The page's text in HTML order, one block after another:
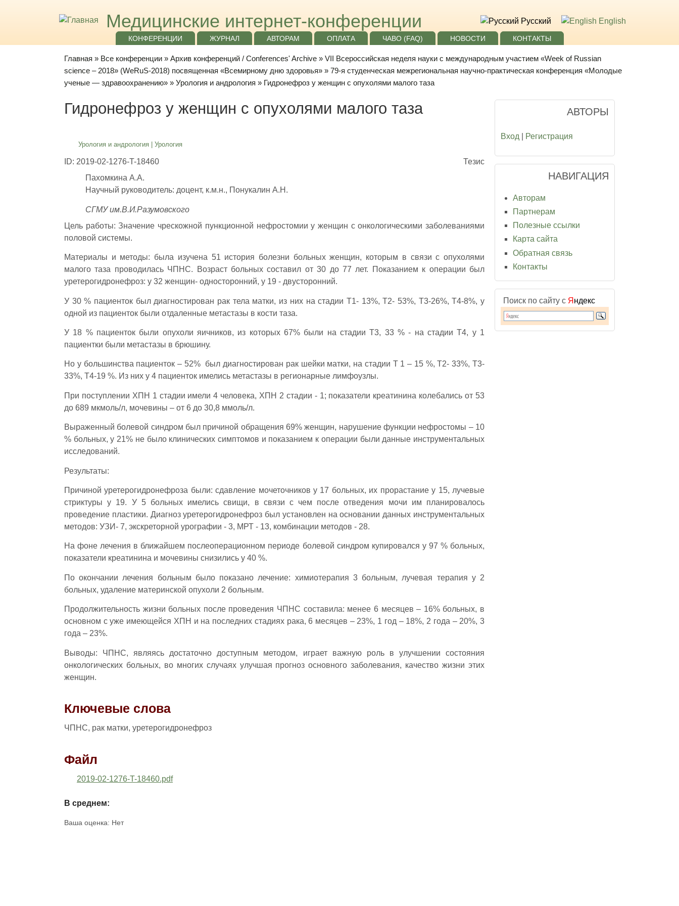
Медицинские интернет-конференции Русский English
КОНФЕРЕНЦИИ ЖУРНАЛ АВТОРАМ ОПЛАТА ЧАВО (FAQ) НОВОСТИ КОНТАКТЫ
Главная » Все конференции » Архив конференций / Conferences' Archive » VII Всероссийская неделя науки с международным участием «Week of Russian
science – 2018» (WeRuS-2018) посвященная «Всемирному дню здоровья» » 79-я студенческая межрегиональная научно-практическая конференция «Молодые
ученые — здравоохранению» » Урология и андрология » Гидронефроз у женщин с опухолями малого таза
Гидронефроз у женщин с опухолями малого таза
Урология и андрология| Урология
ID: 2019-02-1276-T-18460
Тезис
Пахомкина А.А.
Научный руководитель: доцент, к.м.н., Понукалин А.Н.
СГМУ им.В.И.Разумовского
Цель работы: Значение чрескожной пункционной нефростомии у женщин с онкологическими заболеваниями
половой системы.
Материалы и методы: была изучена 51 история болезни больных женщин, которым в связи с опухолями
малого таза проводилась ЧПНС. Возраст больных составил от 30 до 77 лет. Показанием к операции был
уретерогидронефроз: у 32 женщин- односторонний, у 19 - двусторонний.
У 30 % пациенток был диагностирован рак тела матки, из них на стадии Т1- 13%, Т2- 53%, Т3-26%, Т4-8%, у
одной из пациенток были отдаленные метастазы в кости таза.
У 18 % пациенток были опухоли яичников, из которых 67% были на стадии Т3, 33 % - на стадии Т4, у 1
пациентки были метастазы в брюшину.
Но у большинства пациенток – 52% был диагностирован рак шейки матки, на стадии Т 1 – 15 %, Т2- 33%, Т3-
33%, Т4-19 %. Из них у 4 пациенток имелись метастазы в регионарные лимфоузлы.
При поступлении ХПН 1 стадии имели 4 человека, ХПН 2 стадии - 1; показатели креатинина колебались от 53
до 689 мкмоль/л, мочевины – от 6 до 30,8 ммоль/л.
Выраженный болевой синдром был причиной обращения 69% женщин, нарушение функции нефростомы – 10
% больных, у 21% не было клинических симптомов и показанием к операции были данные инструментальных
исследований.
Результаты:
Причиной уретерогидронефроза были: сдавление мочеточников у 17 больных, их прорастание у 15, лучевые
стриктуры у 19. У 5 больных имелись свищи, в связи с чем после отведения мочи им планировалось
проведение пластики. Диагноз уретерогидронефроз был установлен на основании данных инструментальных
методов: УЗИ- 7, экскреторной урографии - 3, МРТ - 13, комбинации методов - 28.
На фоне лечения в ближайшем послеоперационном периоде болевой синдром купировался у 97 % больных,
показатели креатинина и мочевины снизились у 40 %.
По окончании лечения больным было показано лечение: химиотерапия 3 больным, лучевая терапия у 2
больных, удаление материнской опухоли 2 больным.
Продолжительность жизни больных после проведения ЧПНС составила: менее 6 месяцев – 16% больных, в
основном с уже имеющейся ХПН и на последних стадиях рака, 6 месяцев – 23%, 1 год – 18%, 2 года – 20%, 3
года – 23%.
Выводы: ЧПНС, являясь достаточно доступным методом, играет важную роль в улучшении состояния
онкологических больных, во многих случаях улучшая прогноз основного заболевания, качество жизни этих
женщин.
Ключевые слова
ЧПНС, рак матки, уретерогидронефроз
Файл
2019-02-1276-T-18460.pdf
В среднем:
Ваша оценка: Нет
АВТОРЫ
Вход Регистрация
НАВИГАЦИЯ
Авторам
Партнерам
Полезные ссылки
Карта сайта
Обратная связь
Контакты
Поиск по сайту с Я ндекс